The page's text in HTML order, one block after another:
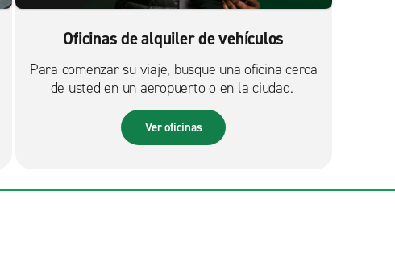
Oficinas de alquiler de vehículos
Para comenzar su viaje, busque una oficina cerca
de usted en un aeropuerto o en la ciudad.
Ver oficinas